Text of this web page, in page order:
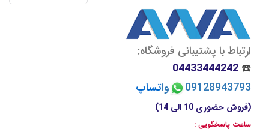
ارتباط با پشتیبانی فروشگاه:
☎️
04433444242
09128943793
واتساپ
(فروش حضوری 10 الی 14)
ساعت پاسخگویی :